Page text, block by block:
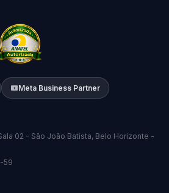
Meta Business Partner
02 - São João Batista, Belo Horizonte -
59